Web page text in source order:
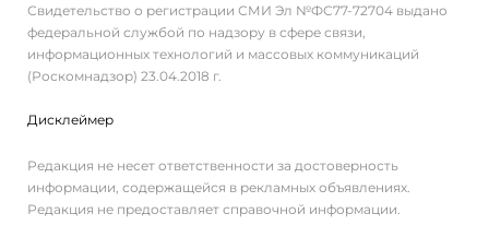
Свидетельство о регистрации СМИ Эл №ФС77-72704 выдано
федеральной службой по надзору в сфере связи,
информационных технологий и массовых коммуникаций
(Роскомнадзор) 23.04.2018 г.
Дисклеймер
Редакция не несет ответственности за достоверность
информации, содержащейся в рекламных объявлениях.
Редакция не предоставляет справочной информации.